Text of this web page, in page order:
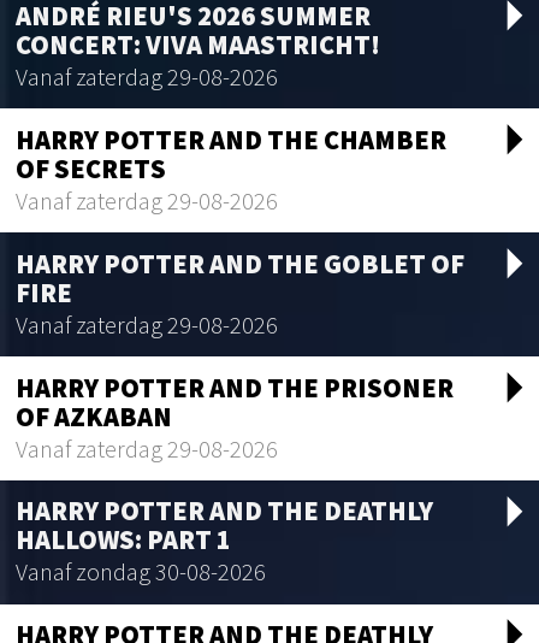
ANDRÉ RIEU'S 2026 SUMMER
CONCERT: VIVA MAASTRICHT!
Vanaf zaterdag 29-08-2026
HARRY POTTER AND THE CHAMBER
OF SECRETS
Vanaf zaterdag 29-08-2026
HARRY POTTER AND THE GOBLET OF
FIRE
Vanaf zaterdag 29-08-2026
HARRY POTTER AND THE PRISONER
OF AZKABAN
Vanaf zaterdag 29-08-2026
HARRY POTTER AND THE DEATHLY
HALLOWS: PART 1
Vanaf zondag 30-08-2026
HARRY POTTER AND THE DEATHLY